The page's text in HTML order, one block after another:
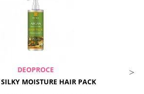
DEOPROCE
MOISTURE HAIR PACK